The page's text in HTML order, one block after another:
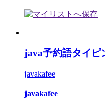
java予約語タイピ
javakafee
javakafee